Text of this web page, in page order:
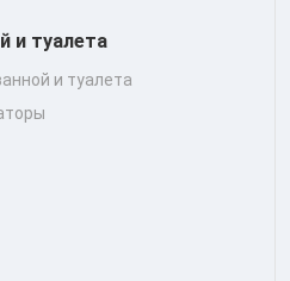
и туалета
и туалета